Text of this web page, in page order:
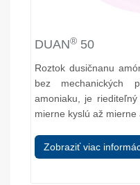
DUAN® 50
Roztok dusičnanu
bez mechanických
amoniaku, je
mierne kyslú až mierne
Zobraziť viac